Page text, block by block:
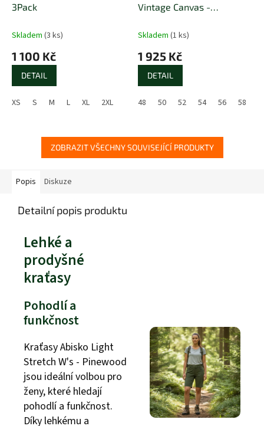
3Pack
Skladem (3 ks)
1 100 Kč
DETAIL
XS S M L XL 2XL
Vintage Canvas -
Skladem (1 ks)
1 925 Kč
DETAIL
48 50 52 54 56 58
ZOBRAZIT VŠECHNY SOUVISEJÍCÍ PRODUKTY
Popis Diskuze
Detailní popis produktu
Lehké a
prodyšné
kraťasy
Pohodlí a
funkčnost
Kraťasy Abisko Light
Stretch W's - Pinewood
jsou ideální volbou pro
ženy, které hledají
pohodlí a funkčnost.
Díky lehkému a